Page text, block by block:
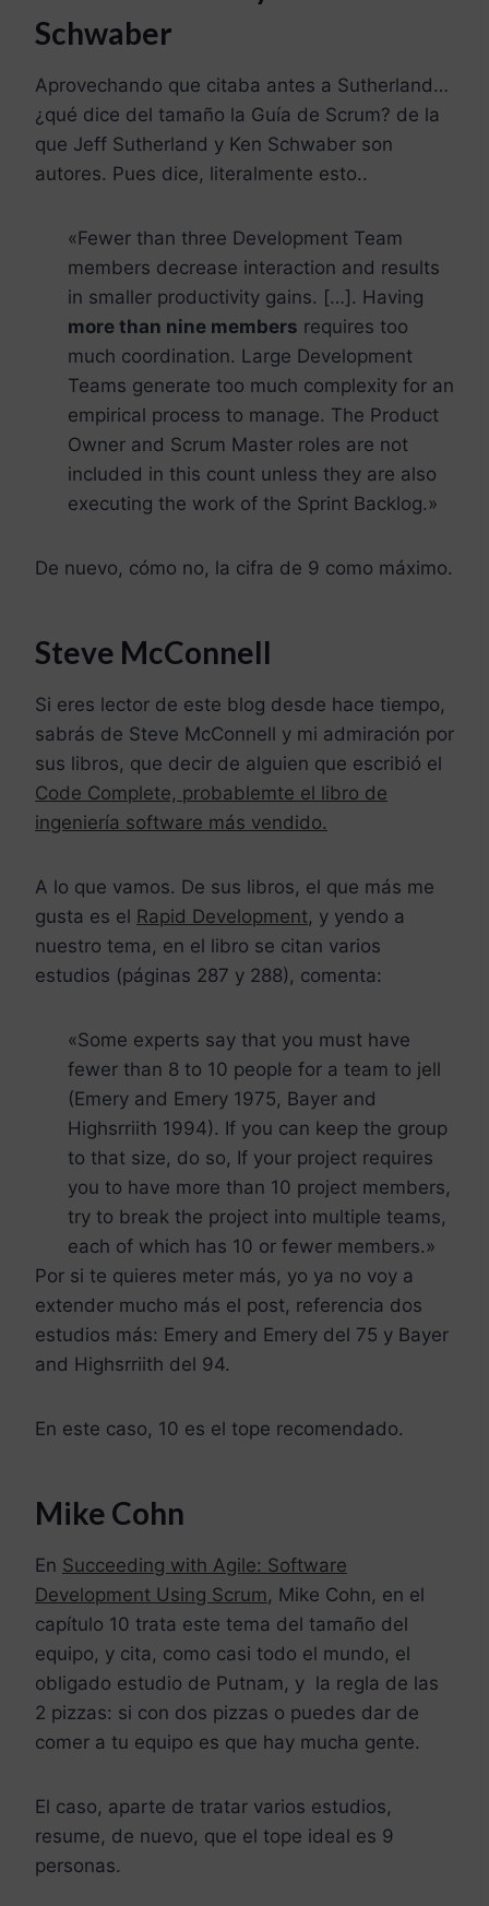
Schwaber
Aprovechando que citaba antes a Sutherland…
¿qué dice del tamaño la Guía de Scrum? de la
que Jeff Sutherland y Ken Schwaber son
autores. Pues dice, literalmente esto..
«Fewer than three Development Team
members decrease interaction and results
in smaller productivity gains. […]. Having
more than nine members requires too
much coordination. Large Development
Teams generate too much complexity for an
empirical process to manage. The Product
Owner and Scrum Master roles are not
included in this count unless they are also
executing the work of the Sprint Backlog.»
De nuevo, cómo no, la cifra de 9 como máximo.
Steve McConnell
Si eres lector de este blog desde hace tiempo,
sabrás de Steve McConnell y mi admiración por
sus libros, que decir de alguien que escribió el
Code Complete, probablemte el libro de
ingeniería software más vendido.
A lo que vamos. De sus libros, el que más me
gusta es el Rapid Development, y yendo a
nuestro tema, en el libro se citan varios
estudios (páginas 287 y 288), comenta:
«Some experts say that you must have
fewer than 8 to 10 people for a team to jell
(Emery and Emery 1975, Bayer and
Highsrriith 1994). If you can keep the group
to that size, do so, If your project requires
you to have more than 10 project members,
try to break the project into multiple teams,
each of which has 10 or fewer members.»
Por si te quieres meter más, yo ya no voy a
extender mucho más el post, referencia dos
estudios más: Emery and Emery del 75 y Bayer
and Highsrriith del 94.
En este caso, 10 es el tope recomendado.
Mike Cohn
En Succeeding with Agile: Software
Development Using Scrum, Mike Cohn, en el
capítulo 10 trata este tema del tamaño del
equipo, y cita, como casi todo el mundo, el
obligado estudio de Putnam, y la regla de las
2 pizzas: si con dos pizzas o puedes dar de
comer a tu equipo es que hay mucha gente.
El caso, aparte de tratar varios estudios,
resume, de nuevo, que el tope ideal es 9
personas.